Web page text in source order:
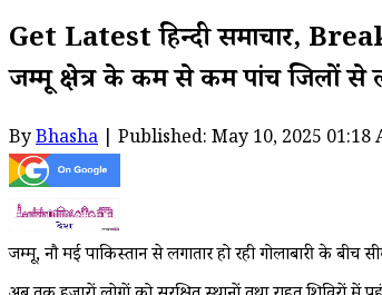
Get Latest हिन्दी समाचार,
जम्मू क्षेत्र के कम से कम पांच जिलों से
ByBhasha | Published: May 10, 2025 01:18
जम्मू, नौ मई पाकिस्तान से लगातार हो रही गोलाबारी के